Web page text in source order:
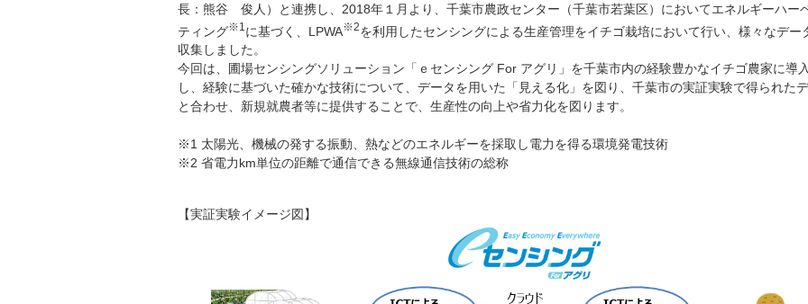
長：熊谷 俊人）と連携し、2018年１月より、千葉市農政センター（千葉市若葉区）においてエネルギーハー
ティング※1 に基づく、LPWA※2を利用したセンシングによる生産管理をイチゴ栽培において行い、様々なデー
収集しました。
今回は、圃場センシングソリューション「ｅセンシング For アグリ」を千葉市内の経験豊かなイチゴ農家に導入
し、経験に基づいた確かな技術について、データを用いた「見える化」を図り、千葉市の実証実験で得られた
と合わせ、新規就農者等に提供することで、生産性の向上や省力化を図ります。
※1 太陽光、機械の発する振動、熱などのエネルギーを採取し電力を得る環境発電技術
※2 省電力km単位の距離で通信できる無線通信技術の総称
【実証実験イメージ図】